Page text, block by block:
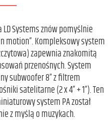
LD Systems znów pomyślnie
motion”. Kompleksowy system
zapewnia znakomitą
przenośnych. System
subwoofer 8” z filtrem
satelitarne (2 x 4” + 1”). Ten
system PA został
z myślą o muzykach.